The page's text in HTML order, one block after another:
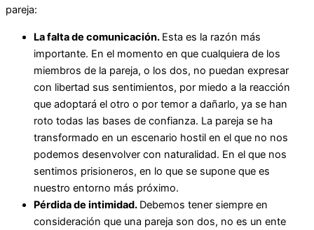
pareja:
La falta de comunicación. Esta es la razón más
importante. En el momento en que cualquiera de los
miembros de la pareja, o los dos, no puedan expresar
con libertad sus sentimientos, por miedo a la reacción
que adoptará el otro o por temor a dañarlo, ya se han
roto todas las bases de confianza. La pareja se ha
transformado en un escenario hostil en el que no nos
podemos desenvolver con naturalidad. En el que nos
sentimos prisioneros, en lo que se supone que es
nuestro entorno más próximo.
Pérdida de intimidad. Debemos tener siempre en
consideración que una pareja son dos, no es un ente